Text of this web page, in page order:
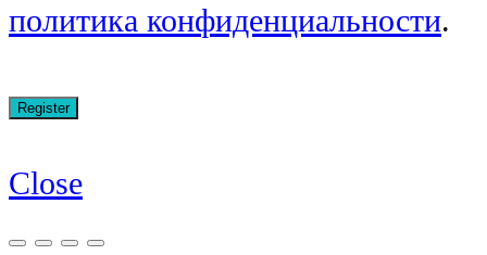
политика конфиденциальности.
Close